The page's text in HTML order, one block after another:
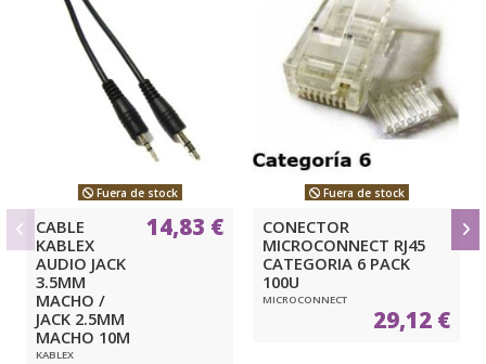
Fuera de stock
CABLE
KABLEX
AUDIO JACK
3.5MM
MACHO /
JACK 2.5MM
MACHO 10M
KABLEX
14,83 €
Fuera de stock
CONECTOR
MICROCONNECT RJ45
CATEGORIA 6 PACK
100U
MICROCONNECT
29,12 €